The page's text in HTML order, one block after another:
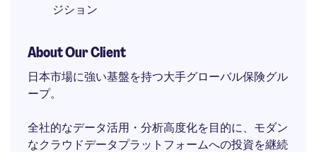
ジション
About Our Client
日本市場に強い基盤を持つ大手グローバル保険グル
ープ。
全社的なデータ活用・分析高度化を目的に、モダン
なクラウドデータプラットフォームへの投資を継続